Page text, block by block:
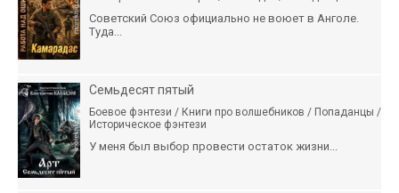
Советский Союз официально не воюет в Анголе.
Туда...
Семьдесят пятый
Боевое фэнтези / Книги про волшебников / Попаданцы /
Историческое фэнтези
У меня был выбор провести остаток жизни...